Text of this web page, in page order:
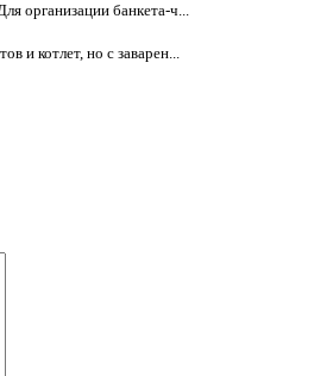
организации банкета-ч...
и котлет, но с заварен...